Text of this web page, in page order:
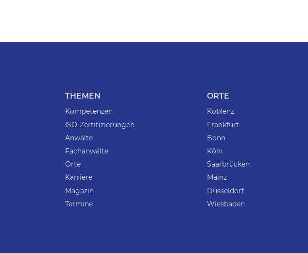
THEMEN
Kompetenzen
ISO-Zertifizierungen
Anwälte
Fachanwälte
Orte
Karriere
Magazin
Termine
ORTE
Koblenz
Frankfurt
Bonn
Köln
Saarbrücken
Mainz
Düsseldorf
Wiesbaden